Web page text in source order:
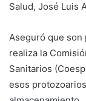
Salud, José Luis
Aseguró que son
realiza la
Sanitarios
esos